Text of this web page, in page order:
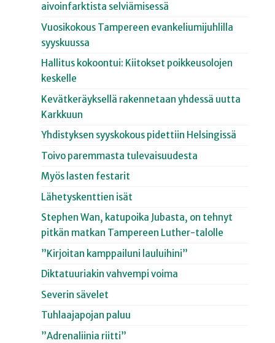
aivoinfarktista selviämisessä
Vuosikokous Tampereen evankeliumijuhlilla
syyskuussa
Hallitus kokoontui: Kiitokset poikkeusolojen
keskelle
Kevätkeräyksellä rakennetaan yhdessä uutta
Karkkuun
Yhdistyksen syyskokous pidettiin Helsingissä
Toivo paremmasta tulevaisuudesta
Myös lasten festarit
Lähetyskenttien isät
Stephen Wan, katupoika Jubasta, on tehnyt
pitkän matkan Tampereen Luther-talolle
”Kirjoitan kamppailuni lauluihini”
Diktatuuriakin vahvempi voima
Severin sävelet
Tuhlaajapojan paluu
”Adrenaliinia riitti”